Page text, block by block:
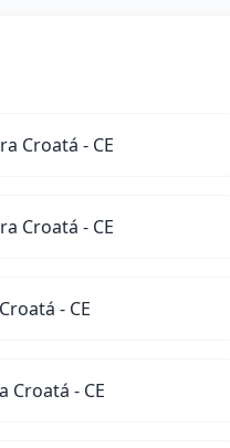
Croatá - CE
Croatá - CE
- CE
Croatá - CE